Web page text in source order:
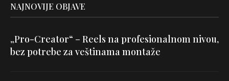
NAJNOVIJE OBJAVE
„Pro-Creator“ – Reels na profesionalnom nivou,
bez potrebe za veštinama montaže